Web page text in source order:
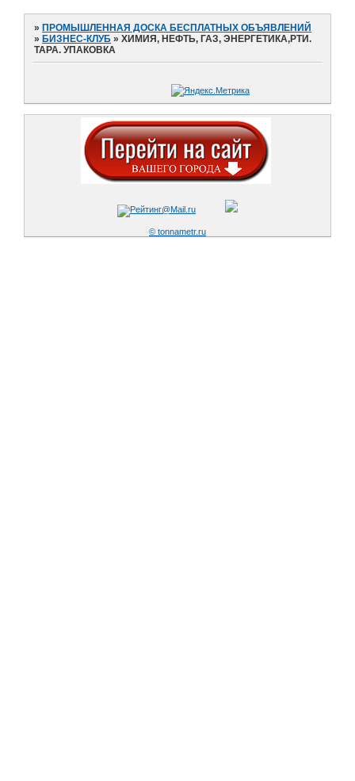
» ПРОМЫШЛЕННАЯ ДОСКА БЕСПЛАТНЫХ ОБЪЯВЛЕНИЙ
» БИЗНЕС-КЛУБ »ХИМИЯ, НЕФТЬ, ГАЗ, ЭНЕРГЕТИКА,РТИ.
ТАРА. УПАКОВКА
© tonnametr.ru